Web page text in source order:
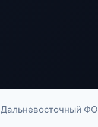
Дальневосточный ФО